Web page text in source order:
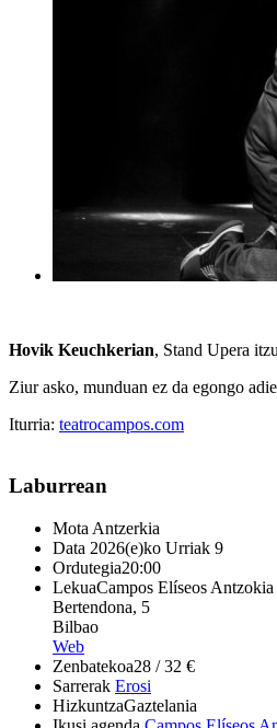
Hovik Keuchkerian, Stand Upera
Ziur asko, munduan ez da egongo
Iturria: teatrocampos.com
Laburrean
Mota Antzerkia
Data 2026(e)ko Urriak 9
Ordutegia20:00
LekuaCampos Elíseos Antzokia
Bertendona, 5
Bilbao
Web
Zenbatekoa28 / 32 €
Sarrerak Erosi
HizkuntzaGaztelania